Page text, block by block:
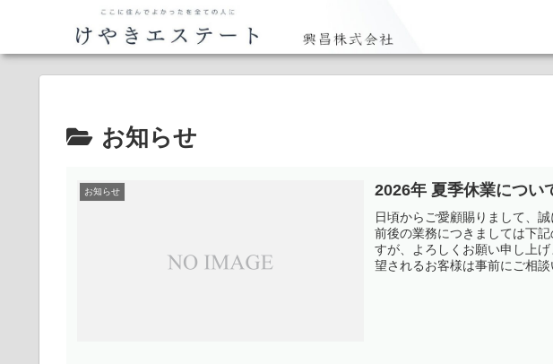
お知らせ
お知らせ 2026年 夏季休業につい
日頃からご愛顧賜りまして、
前後の業務につきましては下
すが、よろしくお願い申し上
望されるお客様は事前にご相談